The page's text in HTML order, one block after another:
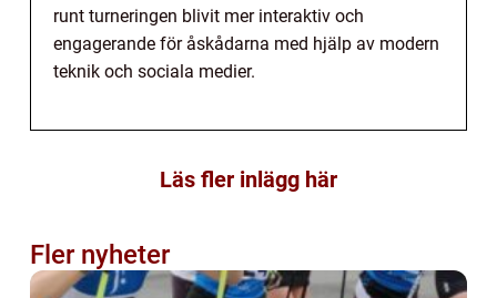
runt turneringen blivit mer interaktiv och
engagerande för åskådarna med hjälp av modern
teknik och sociala medier.
Läs fler inlägg här
Fler nyheter